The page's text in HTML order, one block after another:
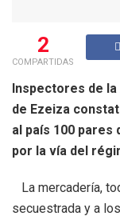
2
COMPARTIDAS
Inspectores de
de Ezeiza
al país 100 pares
por la vía del
La mercadería,
secuestrada y a